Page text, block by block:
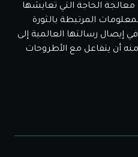
في معالجة الحاجة التي تعايشها
المرتبطة بالثورة
إيصال رسالتها العالمية إلى
أن يتفاعل مع الأطروحات